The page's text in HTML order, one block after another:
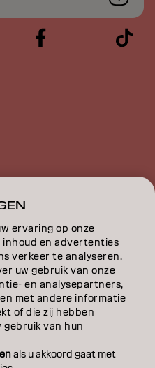
ervaring op onze
en advertenties
verkeer te analyseren.
uw gebruik van onze
en analysepartners,
met andere informatie
of die zij hebben
gebruik van hun
als u akkoord gaat met